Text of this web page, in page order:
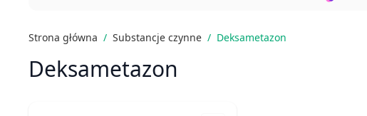
Strona główna / Substancje czynne / Deksametazon
Deksametazon